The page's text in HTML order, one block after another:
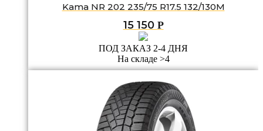
Kama NR 202 235/75 R17.5 132/130M
15 150 Р
ПОД ЗАКАЗ 2-4 ДНЯ
На складе >4